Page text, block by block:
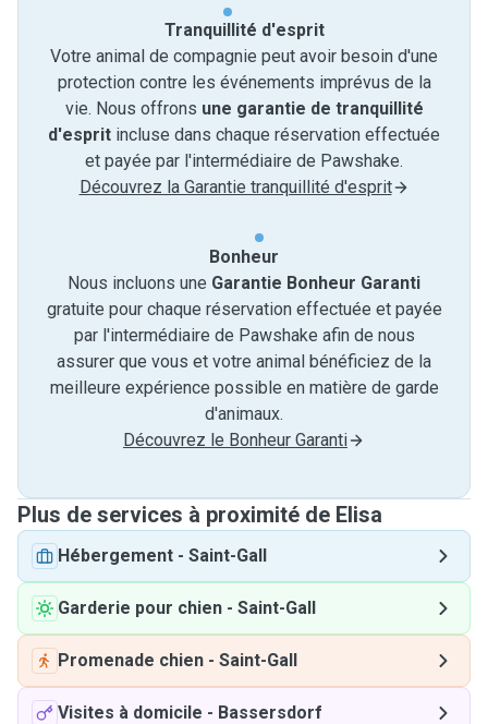
Tranquillité d'esprit
Votre animal de compagnie peut avoir besoin d'une
protection contre les événements imprévus de la
vie. Nous offrons une garantie de tranquillité
d'esprit incluse dans chaque réservation effectuée
et payée par l'intermédiaire de Pawshake.
Découvrez la Garantie tranquillité d'esprit
Bonheur
Nous incluons une Garantie Bonheur Garanti
gratuite pour chaque réservation effectuée et payée
par l'intermédiaire de Pawshake afin de nous
assurer que vous et votre animal bénéficiez de la
meilleure expérience possible en matière de garde
d'animaux.
Découvrez le Bonheur Garanti
Plus de services à proximité de Elisa
Hébergement - Saint-Gall
Garderie pour chien - Saint-Gall
Promenade chien - Saint-Gall
Visites à domicile - Bassersdorf